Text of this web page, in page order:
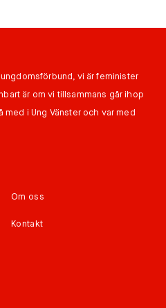
vi är feminister
är om vi tillsammans går ihop
med i Ung Vänster och var med
Om oss
Kontakt